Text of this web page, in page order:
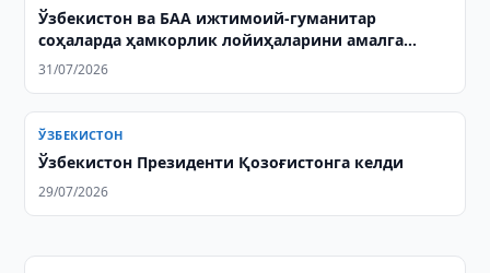
Ўзбекистон ва БАА ижтимоий-гуманитар
соҳаларда ҳамкорлик лойиҳаларини амалга
оширишга келишиб олди
31/07/2026
ЎЗБЕКИСТОН
Ўзбекистон Президенти Қозоғистонга келди
29/07/2026